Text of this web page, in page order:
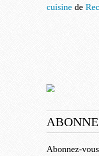
cuisine de
Abonnez-